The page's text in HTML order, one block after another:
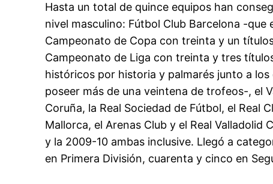
Hasta un total de quince equipos han
nivel masculino: Fútbol Club Barcelona -
Campeonato de Copa con treinta y un
Campeonato de Liga con treinta y tres
históricos por historia y palmarés junto a
poseer más de una veintena de trofeos-, el
Coruña, la Real Sociedad de Fútbol, el Real
Mallorca, el Arenas Club y el Real
y la 2009-10 ambas inclusive. Llegó a
en Primera División, cuarenta y cinco en